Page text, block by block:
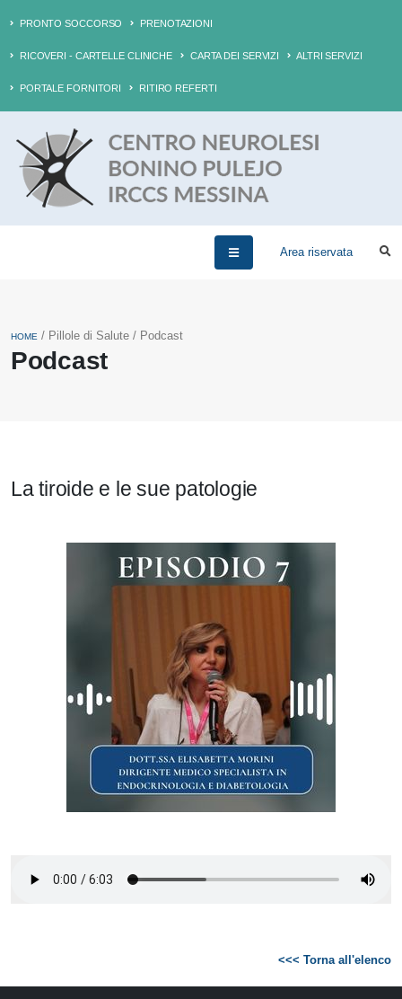
PRONTO SOCCORSO PRENOTAZIONI
RICOVERI - CARTELLE CLINICHE CARTA DEI SERVIZI ALTRI SERVIZI
PORTALE FORNITORI RITIRO REFERTI
Area riservata
Podcast
HOME / Pillole di Salute / Podcast
La tiroide e le sue patologie
<<< Torna all'elenco